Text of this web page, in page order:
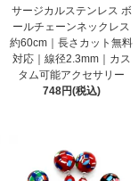
サージカルステンレス ボ
ールチェーンネックレス
約60cm｜長さカット無料
対応｜線径2.3mm｜カス
タム可能アクセサリー
748円(税込)